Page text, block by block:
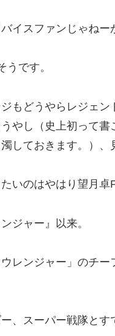
イスファンじゃねー
です。
もどうやらレジェン
やし（史上初って
しておきます。）、
いのはやはり望月卓
ジャー』以来。
レンジャー」のチ
、スーパー戦隊とす